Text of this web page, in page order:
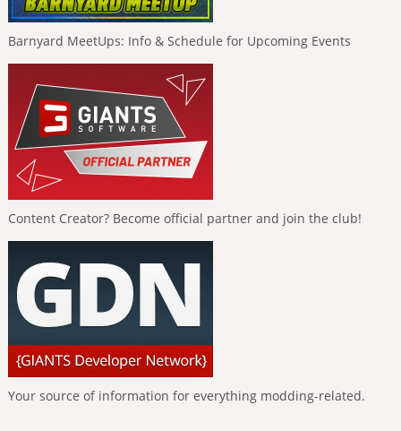
Barnyard MeetUps: Info & Schedule for Upcoming Events
Content Creator? Become official partner and join the club!
Your source of information for everything modding-related.